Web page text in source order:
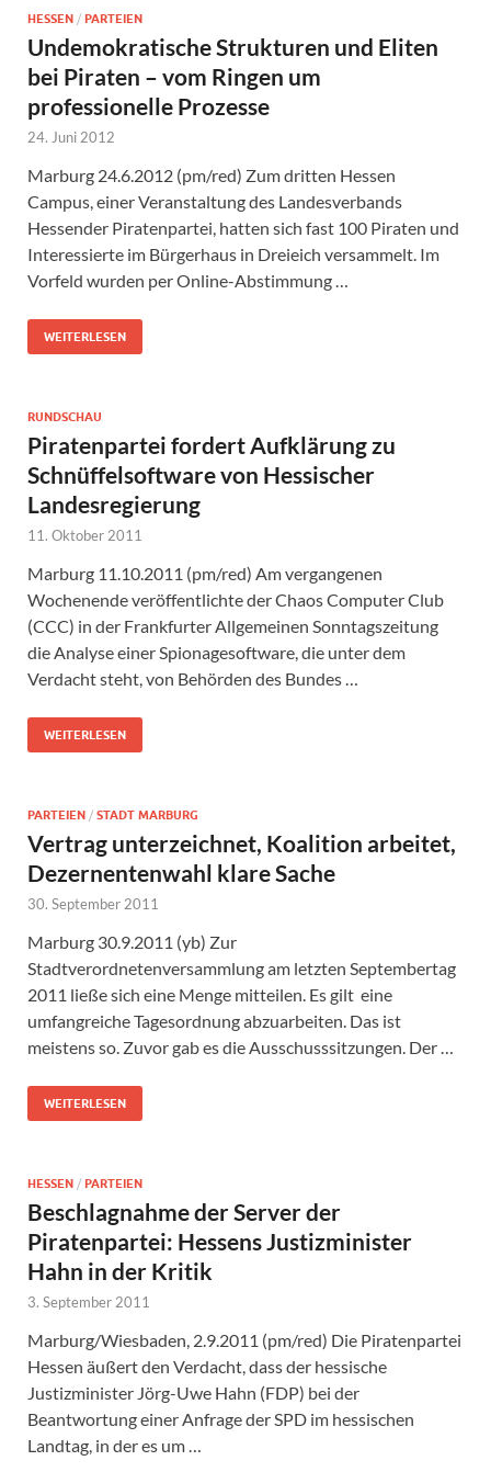
HESSEN / PARTEIEN
Undemokratische Strukturen und Eliten
bei Piraten – vom Ringen um
professionelle Prozesse
24. Juni 2012
Marburg 24.6.2012 (pm/red) Zum dritten Hessen
Campus, einer Veranstaltung des Landesverbands
Hessender Piratenpartei, hatten sich fast 100 Piraten und
Interessierte im Bürgerhaus in Dreieich versammelt. Im
Vorfeld wurden per Online-Abstimmung …
WEITERLESEN
RUNDSCHAU
Piratenpartei fordert Aufklärung zu
Schnüffelsoftware von Hessischer
Landesregierung
11. Oktober 2011
Marburg 11.10.2011 (pm/red) Am vergangenen
Wochenende veröffentlichte der Chaos Computer Club
(CCC) in der Frankfurter Allgemeinen Sonntagszeitung
die Analyse einer Spionagesoftware, die unter dem
Verdacht steht, von Behörden des Bundes …
WEITERLESEN
PARTEIEN / STADT MARBURG
Vertrag unterzeichnet, Koalition arbeitet,
Dezernentenwahl klare Sache
30. September 2011
Marburg 30.9.2011 (yb) Zur
Stadtverordnetenversammlung am letzten Septembertag
2011 ließe sich eine Menge mitteilen. Es gilt eine
umfangreiche Tagesordnung abzuarbeiten. Das ist
meistens so. Zuvor gab es die Ausschusssitzungen. Der …
WEITERLESEN
HESSEN / PARTEIEN
Beschlagnahme der Server der
Piratenpartei: Hessens Justizminister
Hahn in der Kritik
3. September 2011
Marburg/Wiesbaden, 2.9.2011 (pm/red) Die Piratenpartei
Hessen äußert den Verdacht, dass der hessische
Justizminister Jörg-Uwe Hahn (FDP) bei der
Beantwortung einer Anfrage der SPD im hessischen
Landtag, in der es um …